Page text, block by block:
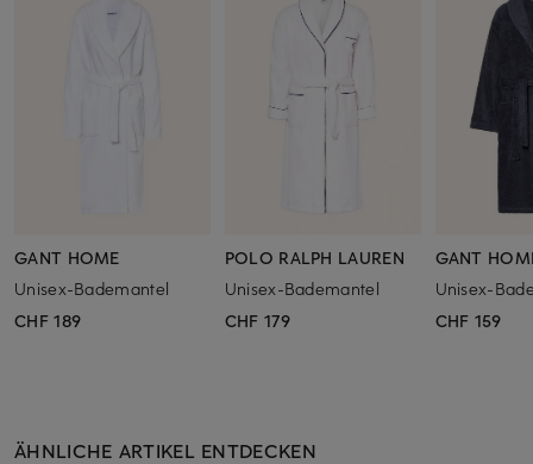
GANT HOME
Unisex-Bademantel
CHF 189
POLO RALPH LAUREN
Unisex-Bademantel
CHF 179
GANT
Unisex-
CHF 159
ÄHNLICHE ARTIKEL ENTDECKEN